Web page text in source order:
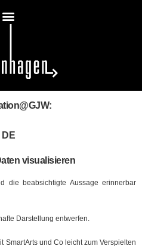
DE
visualisieren
die beabsichtigte Aussage erinnerbar
Darstellung entwerfen.
SmartArts und Co leicht zum Verspielten